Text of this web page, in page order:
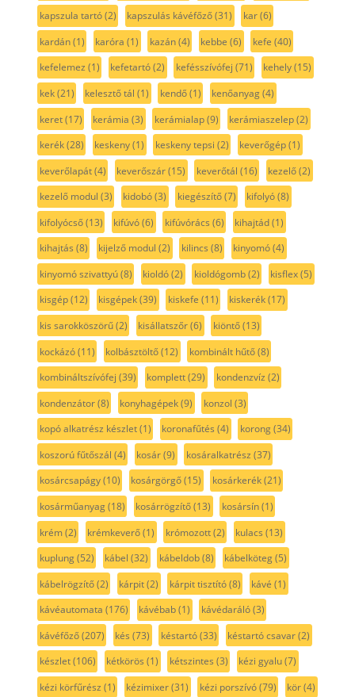
kapszula tartó(2) kapszulás kávéfőző(31) kar(6)
kardán(1) karóra (1) kazán(4) kebbe (6) kefe (40)
kefelemez (1) kefetartó(2) kefésszívófej (71) kehely(15)
kek(21) kelesztő tál (1) kendő(1) kenőanyag(4)
keret(17) kerámia (3) kerámialap(9) kerámiaszelep(2)
kerék(28) keskeny(1) keskeny tepsi (2) keverőgép(1)
keverőlapát(4) keverőszár(15) keverőtál (16) kezelő(2)
kezelő modul (3) kidobó(3) kiegészítő(7) kifolyó(8)
kifolyócső(13) kifúvó(6) kifúvórács (6) kihajtád(1)
kihajtás (8) kijelző modul (2) kilincs (8) kinyomó(4)
kinyomó szivattyú(8) kioldó(2) kioldógomb(2) kisflex(5)
kisgép(12) kisgépek(39) kiskefe (11) kiskerék(17)
kis sarokköszörű(2) kisállatszőr(6) kiöntő(13)
kockázó(11) kolbásztöltő(12) kombinált hűtő(8)
kombináltszívófej (39) komplett(29) kondenzvíz (2)
kondenzátor(8) konyhagépek(9) konzol (3)
kopó alkatrész készlet(1) koronafűtés (4) korong(34)
koszorú fűtőszál (4) kosár(9) kosáralkatrész (37)
kosárcsapágy(10) kosárgörgő(15) kosárkerék(21)
kosárműanyag(18) kosárrögzítő(13) kosársín(1)
krém(2) krémkeverő(1) krómozott(2) kulacs (13)
kuplung(52) kábel (32) kábeldob(8) kábelköteg(5)
kábelrögzítő(2) kárpit(2) kárpit tisztító(8) kávé (1)
kávéautomata (176) kávébab(1) kávédaráló(3)
kávéfőző(207) kés (73) késtartó(33) késtartó csavar(2)
készlet(106) kétkörös (1) kétszintes (3) kézi gyalu(7)
kézi körfűrész (1) kézimixer(31) kézi porszívó(79) kör(4)